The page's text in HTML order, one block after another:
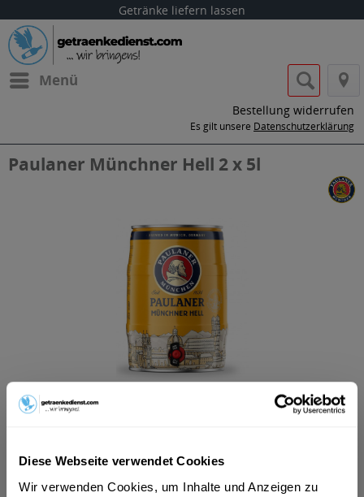
Diese Webseite verwendet Cookies
Wir verwenden Cookies, um Inhalte und Anzeigen zu
Getränke liefern lassen
Menü
Bestellung widerrufen
Es gilt unsere Datenschutzerklärung
Paulaner Münchner Hell 2 x 5l
ab 27,48 € *
Vorrätig